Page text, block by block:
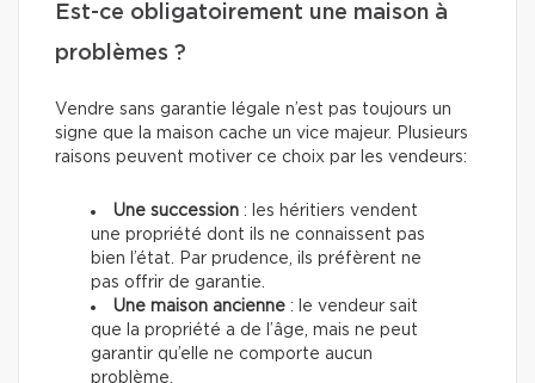
Est-ce obligatoirement une maison à
problèmes ?
Vendre sans garantie légale n’est pas toujours un
signe que la maison cache un vice majeur. Plusieurs
raisons peuvent motiver ce choix par les vendeurs:
Une succession : les héritiers vendent
une propriété dont ils ne connaissent pas
bien l’état. Par prudence, ils préfèrent ne
pas offrir de garantie.
Une maison ancienne : le vendeur sait
que la propriété a de l’âge, mais ne peut
garantir qu’elle ne comporte aucun
problème.